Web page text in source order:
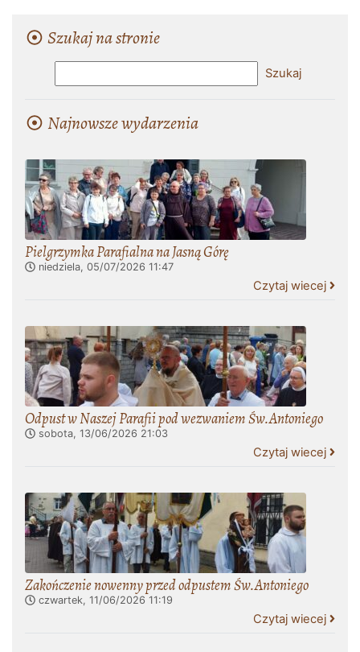
Szukaj na stronie
Najnowsze wydarzenia
Pielgrzymka Parafialna na Jasną Górę
niedziela, 05/07/2026 11:47
Czytaj wiecej
Odpust w Naszej Parafii pod wezwaniem Św.Antoniego
sobota, 13/06/2026 21:03
Czytaj wiecej
Zakończenie nowenny przed odpustem Św.Antoniego
czwartek, 11/06/2026 11:19
Czytaj wiecej